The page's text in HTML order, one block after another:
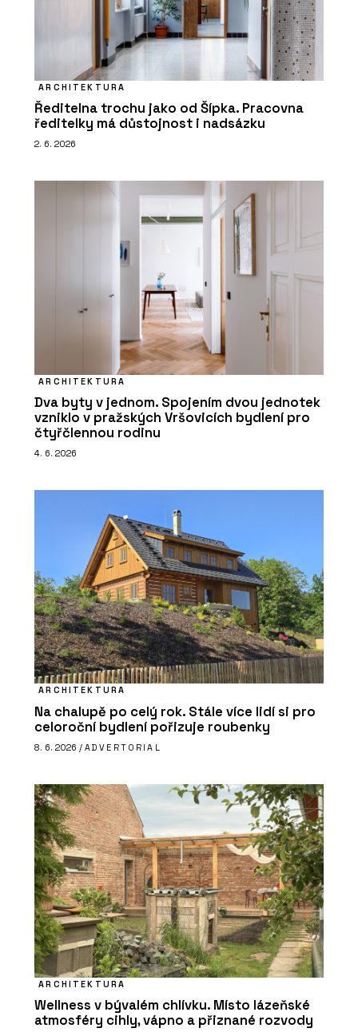
ARCHITEKTURA
Ředitelna trochu jako od Šípka. Pracovna
ředitelky má důstojnost i nadsázku
2. 6. 2026
ARCHITEKTURA
Dva byty v jednom. Spojením dvou jednotek
vzniklo v pražských Vršovicích bydlení pro
čtyřčlennou rodinu
4. 6. 2026
ARCHITEKTURA
Na chalupě po celý rok. Stále více lidí si pro
celoroční bydlení pořizuje roubenky
8. 6. 2026 / ADVERTORIAL
ARCHITEKTURA
Wellness v bývalém chlívku. Místo lázeňské
atmosféry cihly, vápno a přiznané rozvody